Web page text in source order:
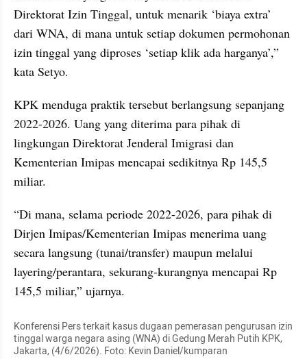
Direktorat Izin Tinggal, untuk menarik ‘biaya extra’
dari WNA, di mana untuk setiap dokumen permohonan
izin tinggal yang diproses ‘setiap klik ada harganya’,”
kata Setyo.
KPK menduga praktik tersebut berlangsung sepanjang
2022-2026. Uang yang diterima para pihak di
lingkungan Direktorat Jenderal Imigrasi dan
Kementerian Imipas mencapai sedikitnya Rp 145,5
miliar.
“Di mana, selama periode 2022-2026, para pihak di
Dirjen Imipas/Kementerian Imipas menerima uang
secara langsung (tunai/transfer) maupun melalui
layering/perantara, sekurang-kurangnya mencapai Rp
145,5 miliar,” ujarnya.
Konferensi Pers terkait kasus dugaan pemerasan pengurusan izin
tinggal warga negara asing (WNA) di Gedung Merah Putih KPK,
Jakarta, (4/6/2026). Foto: Kevin Daniel/kumparan